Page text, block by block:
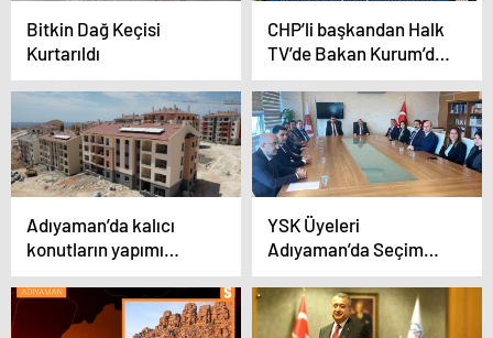
Bitkin Dağ Keçisi
Kurtarıldı
CHP’li başkandan Halk
TV’de Bakan Kurum’da
teşekkür: Murat Kurum
sağ olsun hep
yanımızda
Adıyaman’da kalıcı
konutların yapımı
sürüyor
YSK Üyeleri
Adıyaman’da Seçim
İncelemeleri Yaptı